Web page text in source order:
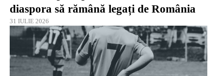
diaspora să rămână legați de România
31 IULIE 2026